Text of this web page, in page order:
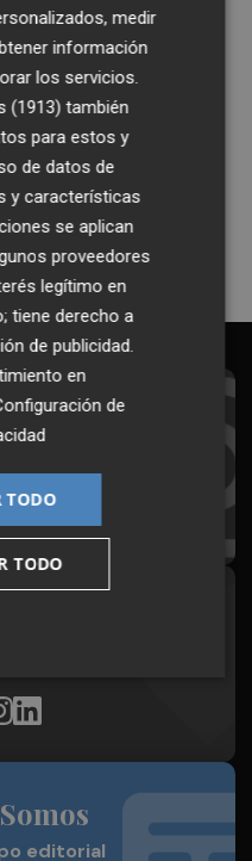
de
tu correo
Boletín
redes
editorial
medir
información
los servicios.
(1913) también
para estos y
de datos de
y características
se aplican
proveedores
legítimo en
tiene derecho a
de publicidad.
en
de
TODO
TODO